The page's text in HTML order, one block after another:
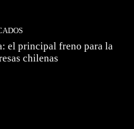
el principal freno para la
chilenas